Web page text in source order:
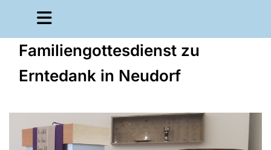
Familiengottesdienst zu
Erntedank in Neudorf